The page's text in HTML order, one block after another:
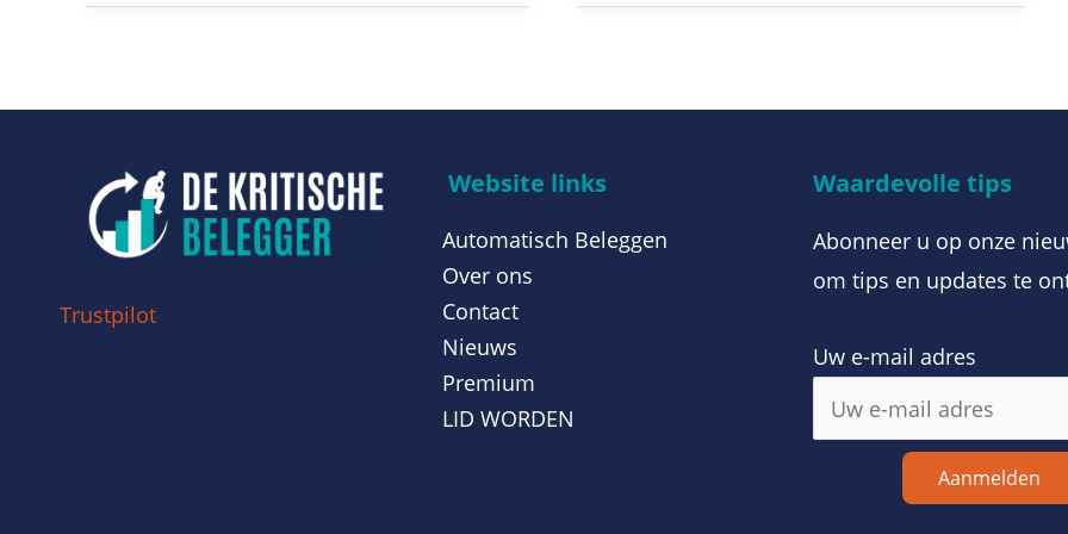
Trustpilot
Website links
Automatisch Beleggen
Over ons
Contact
Nieuws
Premium
LID WORDEN
Waardevolle tips
Abonneer u op onze
om tips en updates te
Uw e-mail adres
Aanmelden